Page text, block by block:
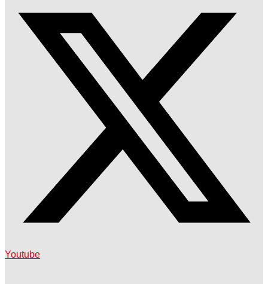
Youtube